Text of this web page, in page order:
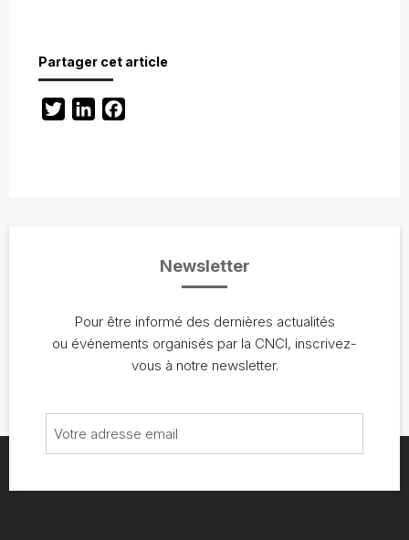
Partager cet article
TwitterLinkedIn
Newsletter
Pour être informé des dernières actualités
ou événements organisés par la CNCI, inscrivez-
vous à notre newsletter.